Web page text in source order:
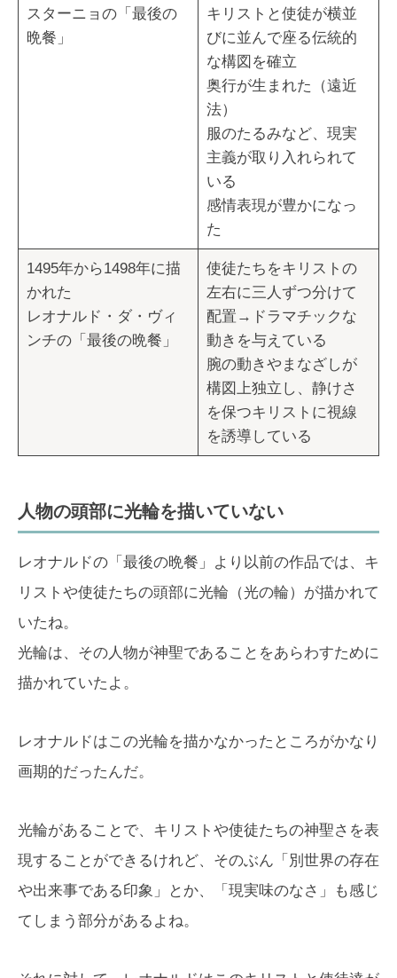
スターニョの「最後の
晩餐」
キリストと使徒が横並
びに並んで座る伝統的
な構図を確立
奥行が生まれた（遠近
法）
服のたるみなど、現実
主義が取り入れられて
いる
感情表現が豊かになっ
た
1495年から1498年に描
かれた
レオナルド・ダ・ヴィ
ンチの「最後の晩餐」
使徒たちをキリストの
左右に三人ずつ分けて
配置→ドラマチックな
動きを与えている
腕の動きやまなざしが
構図上独立し、静けさ
を保つキリストに視線
を誘導している
人物の頭部に光輪を描いていない
レオナルドの「最後の晩餐」より以前の作品では、キ
リストや使徒たちの頭部に光輪（光の輪）が描かれて
いたね。
光輪は、その人物が神聖であることをあらわすために
描かれていたよ。
レオナルドはこの光輪を描かなかったところがかなり
画期的だったんだ。
光輪があることで、キリストや使徒たちの神聖さを表
現することができるけれど、そのぶん「別世界の存在
や出来事である印象」とか、「現実味のなさ」も感じ
てしまう部分があるよね。